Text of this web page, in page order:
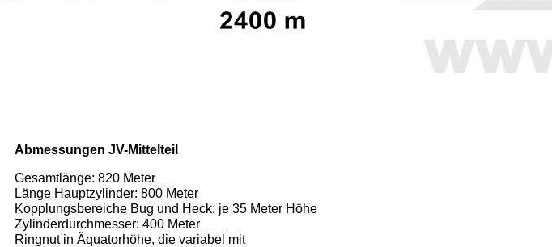
Abmessungen JV-Mittelteil
Gesamtlänge: 820 Meter
Länge Hauptzylinder: 800 Meter
Kopplungsbereiche Bug und Heck: je 35 Meter Höhe
Zylinderdurchmesser: 400 Meter
Ringnut in Äquatorhöhe, die variabel mit